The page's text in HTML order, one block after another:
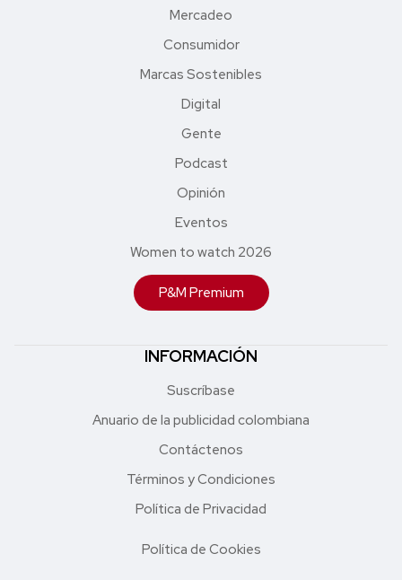
Mercadeo
Consumidor
Marcas Sostenibles
Digital
Gente
Podcast
Opinión
Eventos
Women to watch 2026
P&M Premium
INFORMACIÓN
Suscríbase
Anuario de la publicidad colombiana
Contáctenos
Términos y Condiciones
Política de Privacidad
Política de Cookies